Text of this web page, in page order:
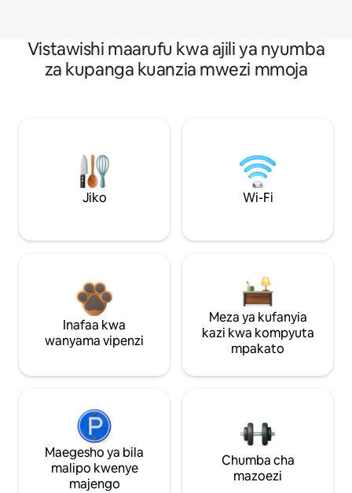
Vistawishi maarufu kwa ajili ya nyumba
za kupanga kuanzia mwezi mmoja
Jiko Wi-Fi
Inafaa kwa
wanyama vipenzi
Meza ya kufanyia
kazi kwa kompyuta
mpakato
Maegesho ya bila
malipo kwenye
majengo
Chumba cha
mazoezi